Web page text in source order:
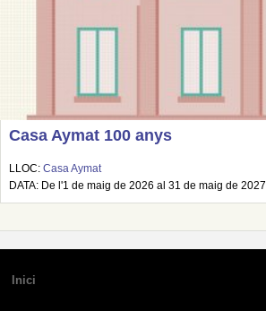
Casa Aymat 100 anys
LLOC: Casa Aymat
DATA: De l'1 de maig de 2026 al 31 de maig de 2027
Inici